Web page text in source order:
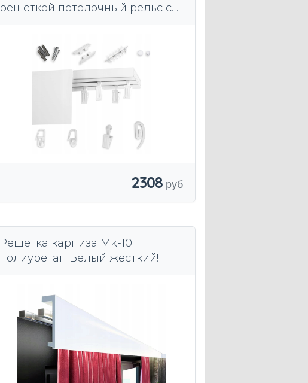
решеткой потолочный рельс с
2308
Решетка карниза Mk-10
полиуретан Белый жесткий!